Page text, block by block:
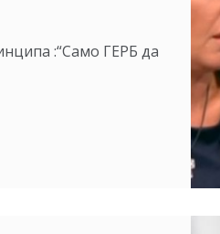
:“Само ГЕРБ да